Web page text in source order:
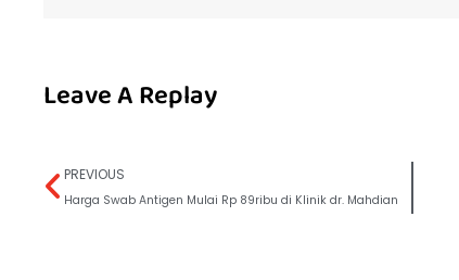
Leave A Replay
PREVIOUS
Harga Swab Antigen Mulai Rp 89ribu di Klinik dr. Mahdian